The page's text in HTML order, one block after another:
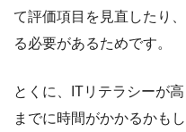
て評価項目を見直したり
る必要があるためです。
とくに、ITリテラシーが
までに時間がかかるかもし